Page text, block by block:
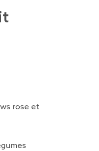
rose et